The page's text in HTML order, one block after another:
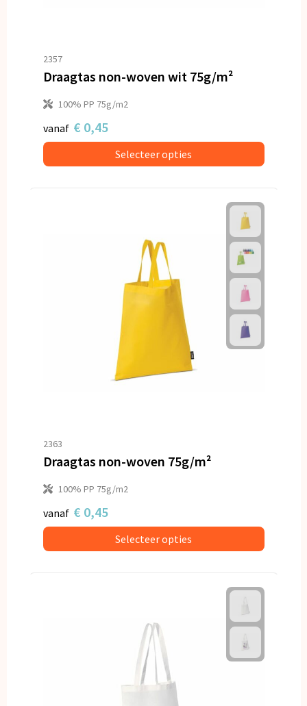
2357
Draagtas non-woven wit 75g/m²
100% PP 75g/m2
vanaf € 0,45
Selecteer opties
2363
Draagtas non-woven 75g/m²
100% PP 75g/m2
vanaf € 0,45
Selecteer opties